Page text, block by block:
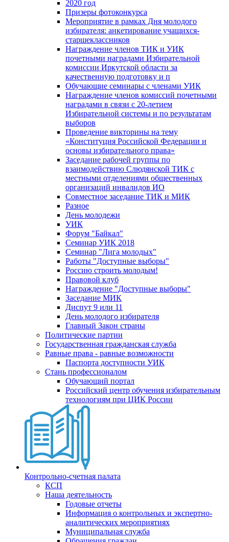
2020 год
Призеры фотоконкурса
Мероприятие в рамках Дня молодого
избирателя: анкетирование учащихся-
старшеклассников
Награждение членов ТИК и УИК
почетными наградами Избирательной
комиссии Иркутской области за
качественную подготовку и п
Обучающие семинары с членами УИК
Награждение членов комиссий почетными
наградами в связи с 20-летием
Избирательной системы и по результатам
выборов
Проведение викторины на тему
«Конституция Российской Федерации и
основы избирательного права»
Заседание рабочей группы по
взаимодействию Слюдянской ТИК с
местными отделениями общественных
организаций инвалидов ИО
Совместное заседание ТИК и МИК
Разное
День молодежи
УИК
Форум "Байкал"
Семинар УИК 2018
Семинар "Лига молодых"
Работы "Доступные выборы"
Россию строить молодым!
Правовой клуб
Награждение "Доступные выборы"
Заседание МИК
Диспут 9 или 11
День молодого избирателя
Главный Закон страны
Политические партии
Государственная гражданская служба
Равные права - равные возможности
Паспорта доступности УИК
Стань профессионалом
Обучающий портал
Российский центр обучения избирательным
технологиям при ЦИК России
Контрольно-счетная палата
КСП
Наша деятельность
Годовые отчеты
Информация о контрольных и экспертно-
аналитических мероприятиях
Муниципальная служба